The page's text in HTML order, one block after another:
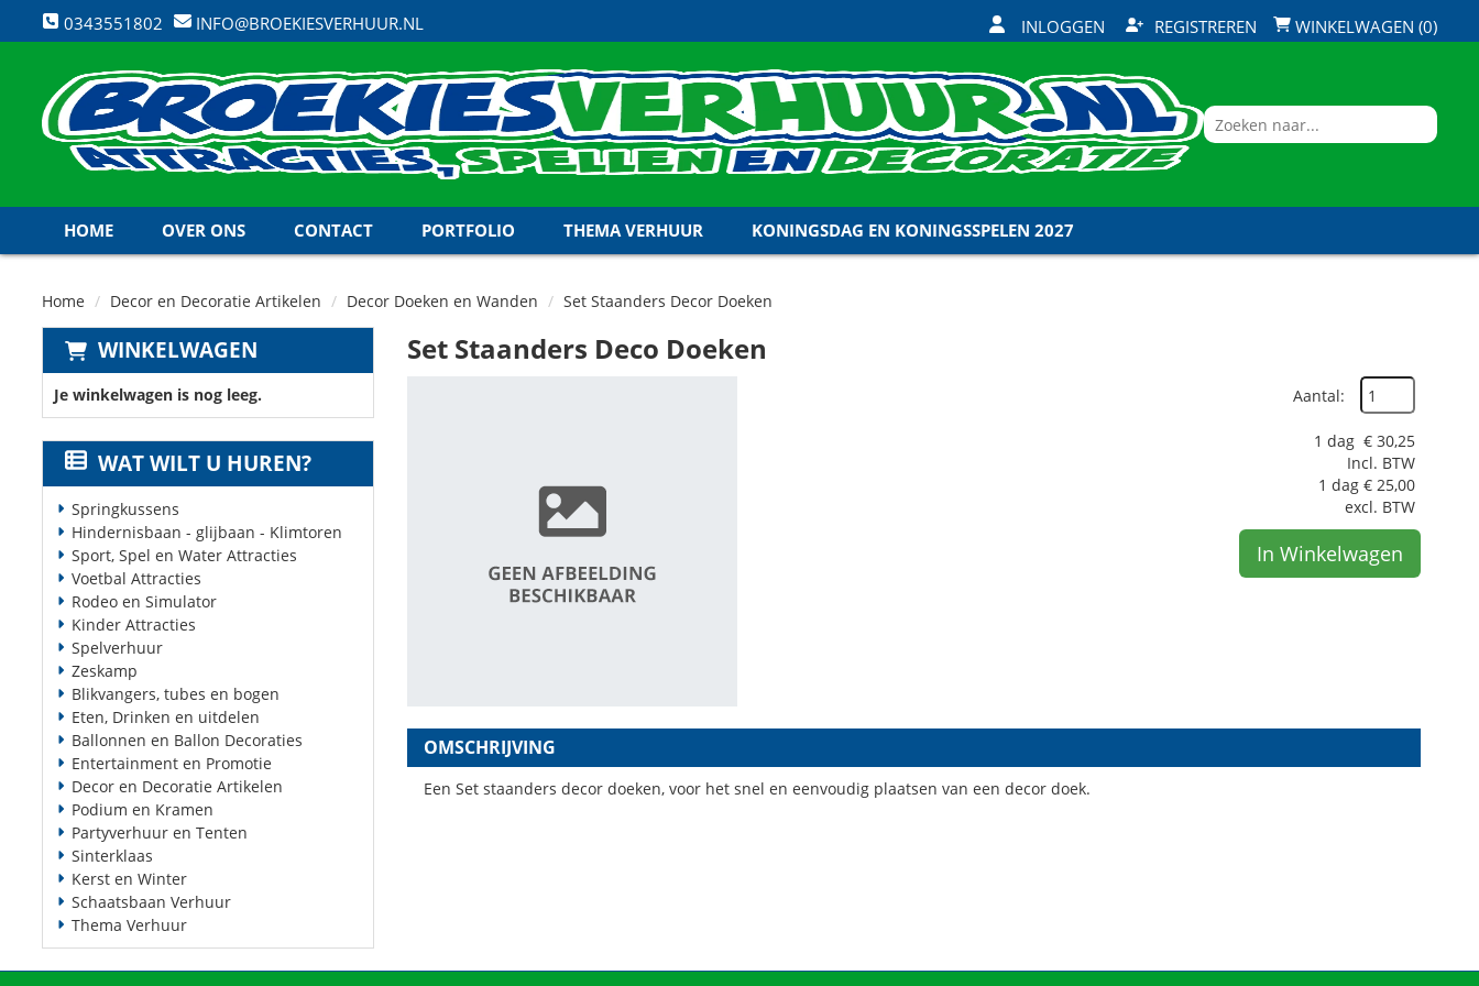
0343551802 INFO@BROEKIESVERHUUR.NL INLOGGEN REGISTREREN WINKELWAGEN (0)
HOME OVER ONS CONTACT PORTFOLIO THEMA VERHUUR KONINGSDAG EN KONINGSSPELEN 2027
Home Decor en Decoratie Artikelen Decor Doeken en Wanden Set Staanders Decor Doeken
WINKELWAGEN
Je winkelwagen is nog leeg.
WAT WILT U HUREN?
Springkussens
Hindernisbaan - glijbaan - Klimtoren
Sport, Spel en Water Attracties
Voetbal Attracties
Rodeo en Simulator
Kinder Attracties
Spelverhuur
Zeskamp
Blikvangers, tubes en bogen
Eten, Drinken en uitdelen
Ballonnen en Ballon Decoraties
Entertainment en Promotie
Decor en Decoratie Artikelen
Podium en Kramen
Partyverhuur en Tenten
Sinterklaas
Kerst en Winter
Schaatsbaan Verhuur
Thema Verhuur
Set Staanders Deco Doeken
Aantal:
1 dag € 30,25
Incl. BTW
1 dag € 25,00
excl. BTW
In Winkelwagen
OMSCHRIJVING
Een Set staanders decor doeken, voor het snel en eenvoudig plaatsen van een decor doek.